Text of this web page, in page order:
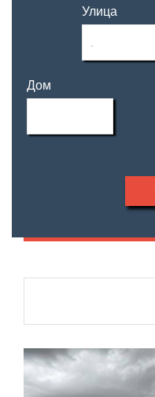
Улица
Дом
Санузел